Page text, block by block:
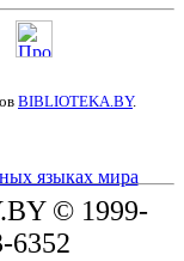
BIBLIOTEKA.BY.
© 1999-
6352